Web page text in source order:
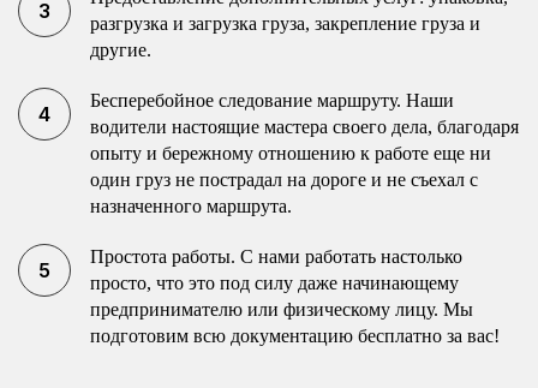
разгрузка и загрузка груза, закрепление груза и
другие.
Бесперебойное следование маршруту. Наши
водители настоящие мастера своего дела, благодаря
опыту и бережному отношению к работе еще ни
один груз не пострадал на дороге и не съехал с
назначенного маршрута.
Простота работы. С нами работать настолько
просто, что это под силу даже начинающему
предпринимателю или физическому лицу. Мы
подготовим всю документацию бесплатно за вас!